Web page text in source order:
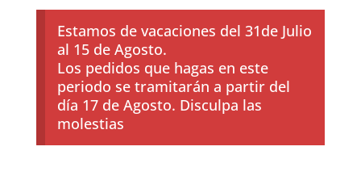
Estamos de vacaciones del 31de Julio
al 15 de Agosto.
Los pedidos que hagas en este
periodo se tramitarán a partir del
día 17 de Agosto. Disculpa las
molestias